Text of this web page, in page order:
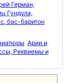
Герман,
Гундула,
бас-баритон
Арии и
Реквиемы и